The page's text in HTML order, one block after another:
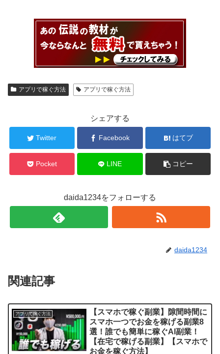
アプリで稼ぐ方法 アプリで稼ぐ方法
シェアする
Twitter Facebook はてブ
Pocket LINE コピー
daida1234をフォローする
daida1234
関連記事
アプリで稼ぐ方法
【スマホで稼ぐ副業】隙間時間に
スマホ一つでお金を稼げる副業8
選！誰でも簡単に稼ぐAI副業！
【在宅で稼げる副業】【スマホで
お金を稼ぐ方法】